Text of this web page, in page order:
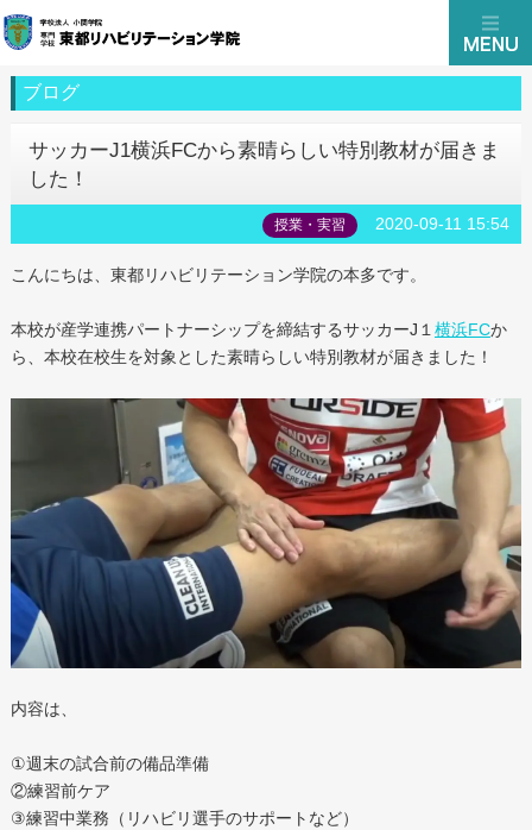
ブログ
サッカーJ1横浜FCから素晴らしい特別教材が届きま
した！
授業・実習 2020-09-11 15:54
こんにちは、東都リハビリテーション学院の本多です。
本校が産学連携パートナーシップを締結するサッカーJ１ 横浜FCか
ら、本校在校生を対象とした素晴らしい特別教材が届きました！
内容は、
①週末の試合前の備品準備
②練習前ケア
③練習中業務（リハビリ選手のサポートなど）